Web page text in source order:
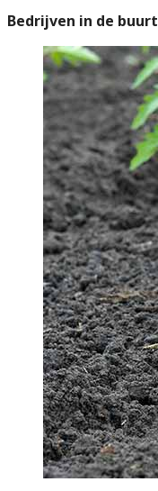
Bedrijven in de buurt